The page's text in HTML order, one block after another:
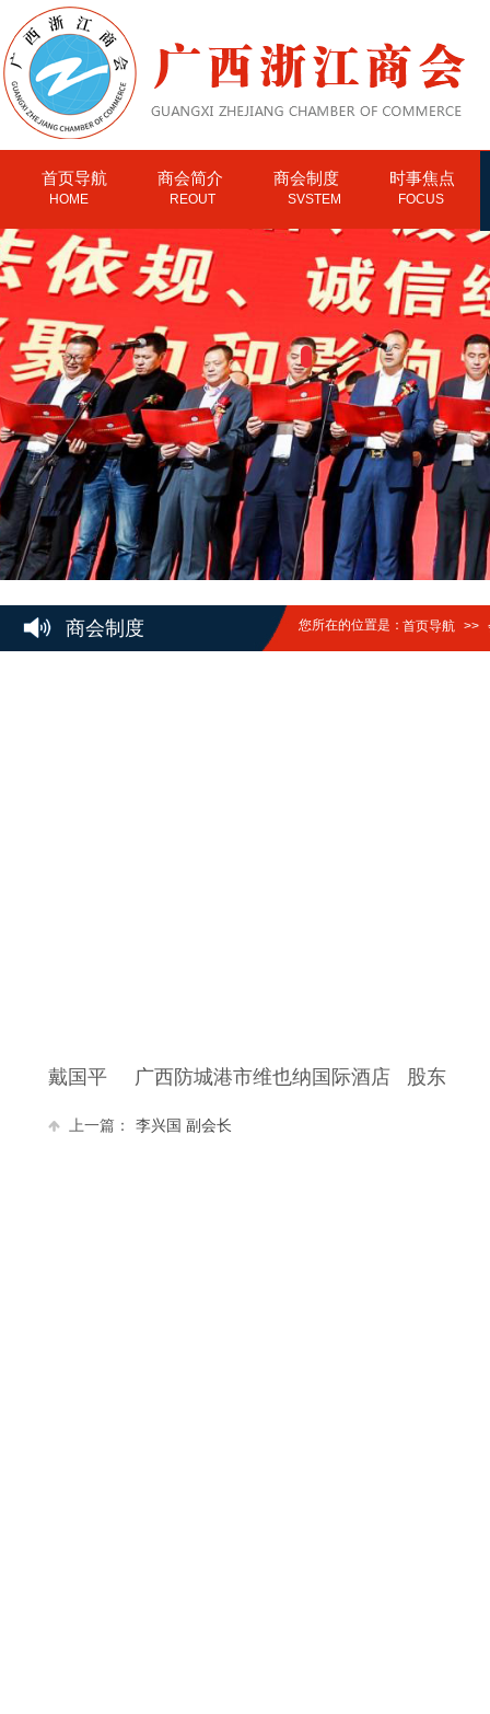
首页导航 商会简介 商会制度 时事焦点
HOME REOUT SVSTEM FOCUS
商会制度 您所在的位置是：首页导航 >>
戴国平 广西防城港市维也纳国际酒店 股东
上一篇： 李兴国 副会长